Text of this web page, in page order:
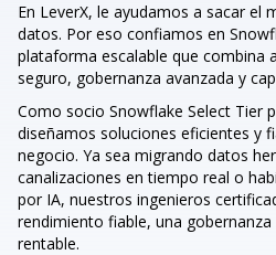
En LeverX, le ayudamos a sacar el
datos. Por eso confiamos en
plataforma escalable que combina
seguro, gobernanza avanzada y
Como socio Snowflake Select Tier
diseñamos soluciones eficientes y
negocio. Ya sea migrando datos
canalizaciones en tiempo real o
por IA, nuestros ingenieros
rendimiento fiable, una
rentable.